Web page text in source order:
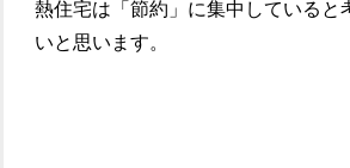
熱住宅は「節約」に集中していると
いと思います。